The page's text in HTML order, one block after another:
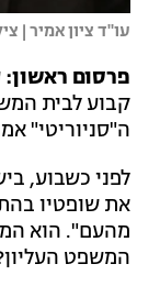
עו"ד ציון אמיר |
פרסום ראשון:
קבוע לבית
ה"סניוריטי"
לפני כשבוע,
את שופטיו
מהעם". הוא
המשפט